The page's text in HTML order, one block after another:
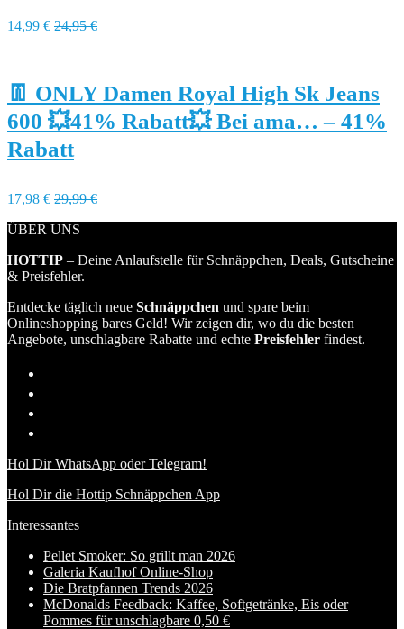
14,99 € 24,95 €
👖 ONLY Damen Royal High Sk Jeans
600 💥41% Rabatt💥 Bei ama… – 41%
Rabatt
17,98 € 29,99 €
ÜBER UNS
HOTTIP – Deine Anlaufstelle für Schnäppchen, Deals, Gutscheine
& Preisfehler.
Entdecke täglich neue Schnäppchen und spare beim
Onlineshopping bares Geld! Wir zeigen dir, wo du die besten
Angebote, unschlagbare Rabatte und echte Preisfehler findest.
Hol Dir WhatsApp oder Telegram!
Hol Dir die Hottip Schnäppchen App
Interessantes
Pellet Smoker: So grillt man 2026
Galeria Kaufhof Online-Shop
Die Bratpfannen Trends 2026
McDonalds Feedback: Kaffee, Softgetränke, Eis oder
Pommes für unschlagbare 0,50 €